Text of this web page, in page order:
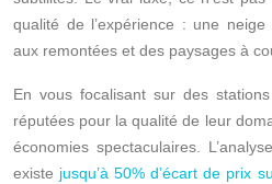
qualité de l’expérience : une
aux remontées et des paysages à
En vous focalisant sur des
réputées pour la qualité de leur
économies spectaculaires.
existe jusqu’à 50% d’écart de prix